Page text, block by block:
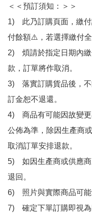
＜＜預訂須知：＞＞
1)　此乃訂購頁面，繳
付餘額⚠️，若選擇繳付全
2)　煩請於指定日期內
款，訂單將作取消。
3)　落實訂購貨品後，
訂金恕不退還。
4)　商品有可能因故變
公佈為準，除因生產商
取消訂單安排退款。
5)　如因生產商或供應
退回。
6)　照片與實際商品可
7)　確定下單訂購即視